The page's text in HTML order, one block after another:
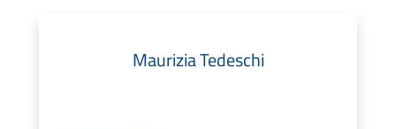
Maurizia Tedeschi